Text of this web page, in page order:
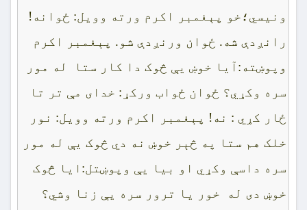
ونيسي؛خو پېغمبر اکرم ورته وويل: ځوانه!
رانږدې شه. ځوان ورنږدې شو. پېغمبر اکرم
وپوښته:آيا خوښ يې څوک دا کار ستا له مور
سره وکړي؟ ځوان ځواب ورکړ: خداى مې تر تا
ځار کړي : نه! پېغمبر اکرم ورته وويل: نور
خلک هم ستا په څېر خوښ نه دي څوک يې له مور
سره داسې وکړي او بيا يې وپوښتل:ايا څوک
خوښ دى له خور يا ترور سره يې زنا وشي؟